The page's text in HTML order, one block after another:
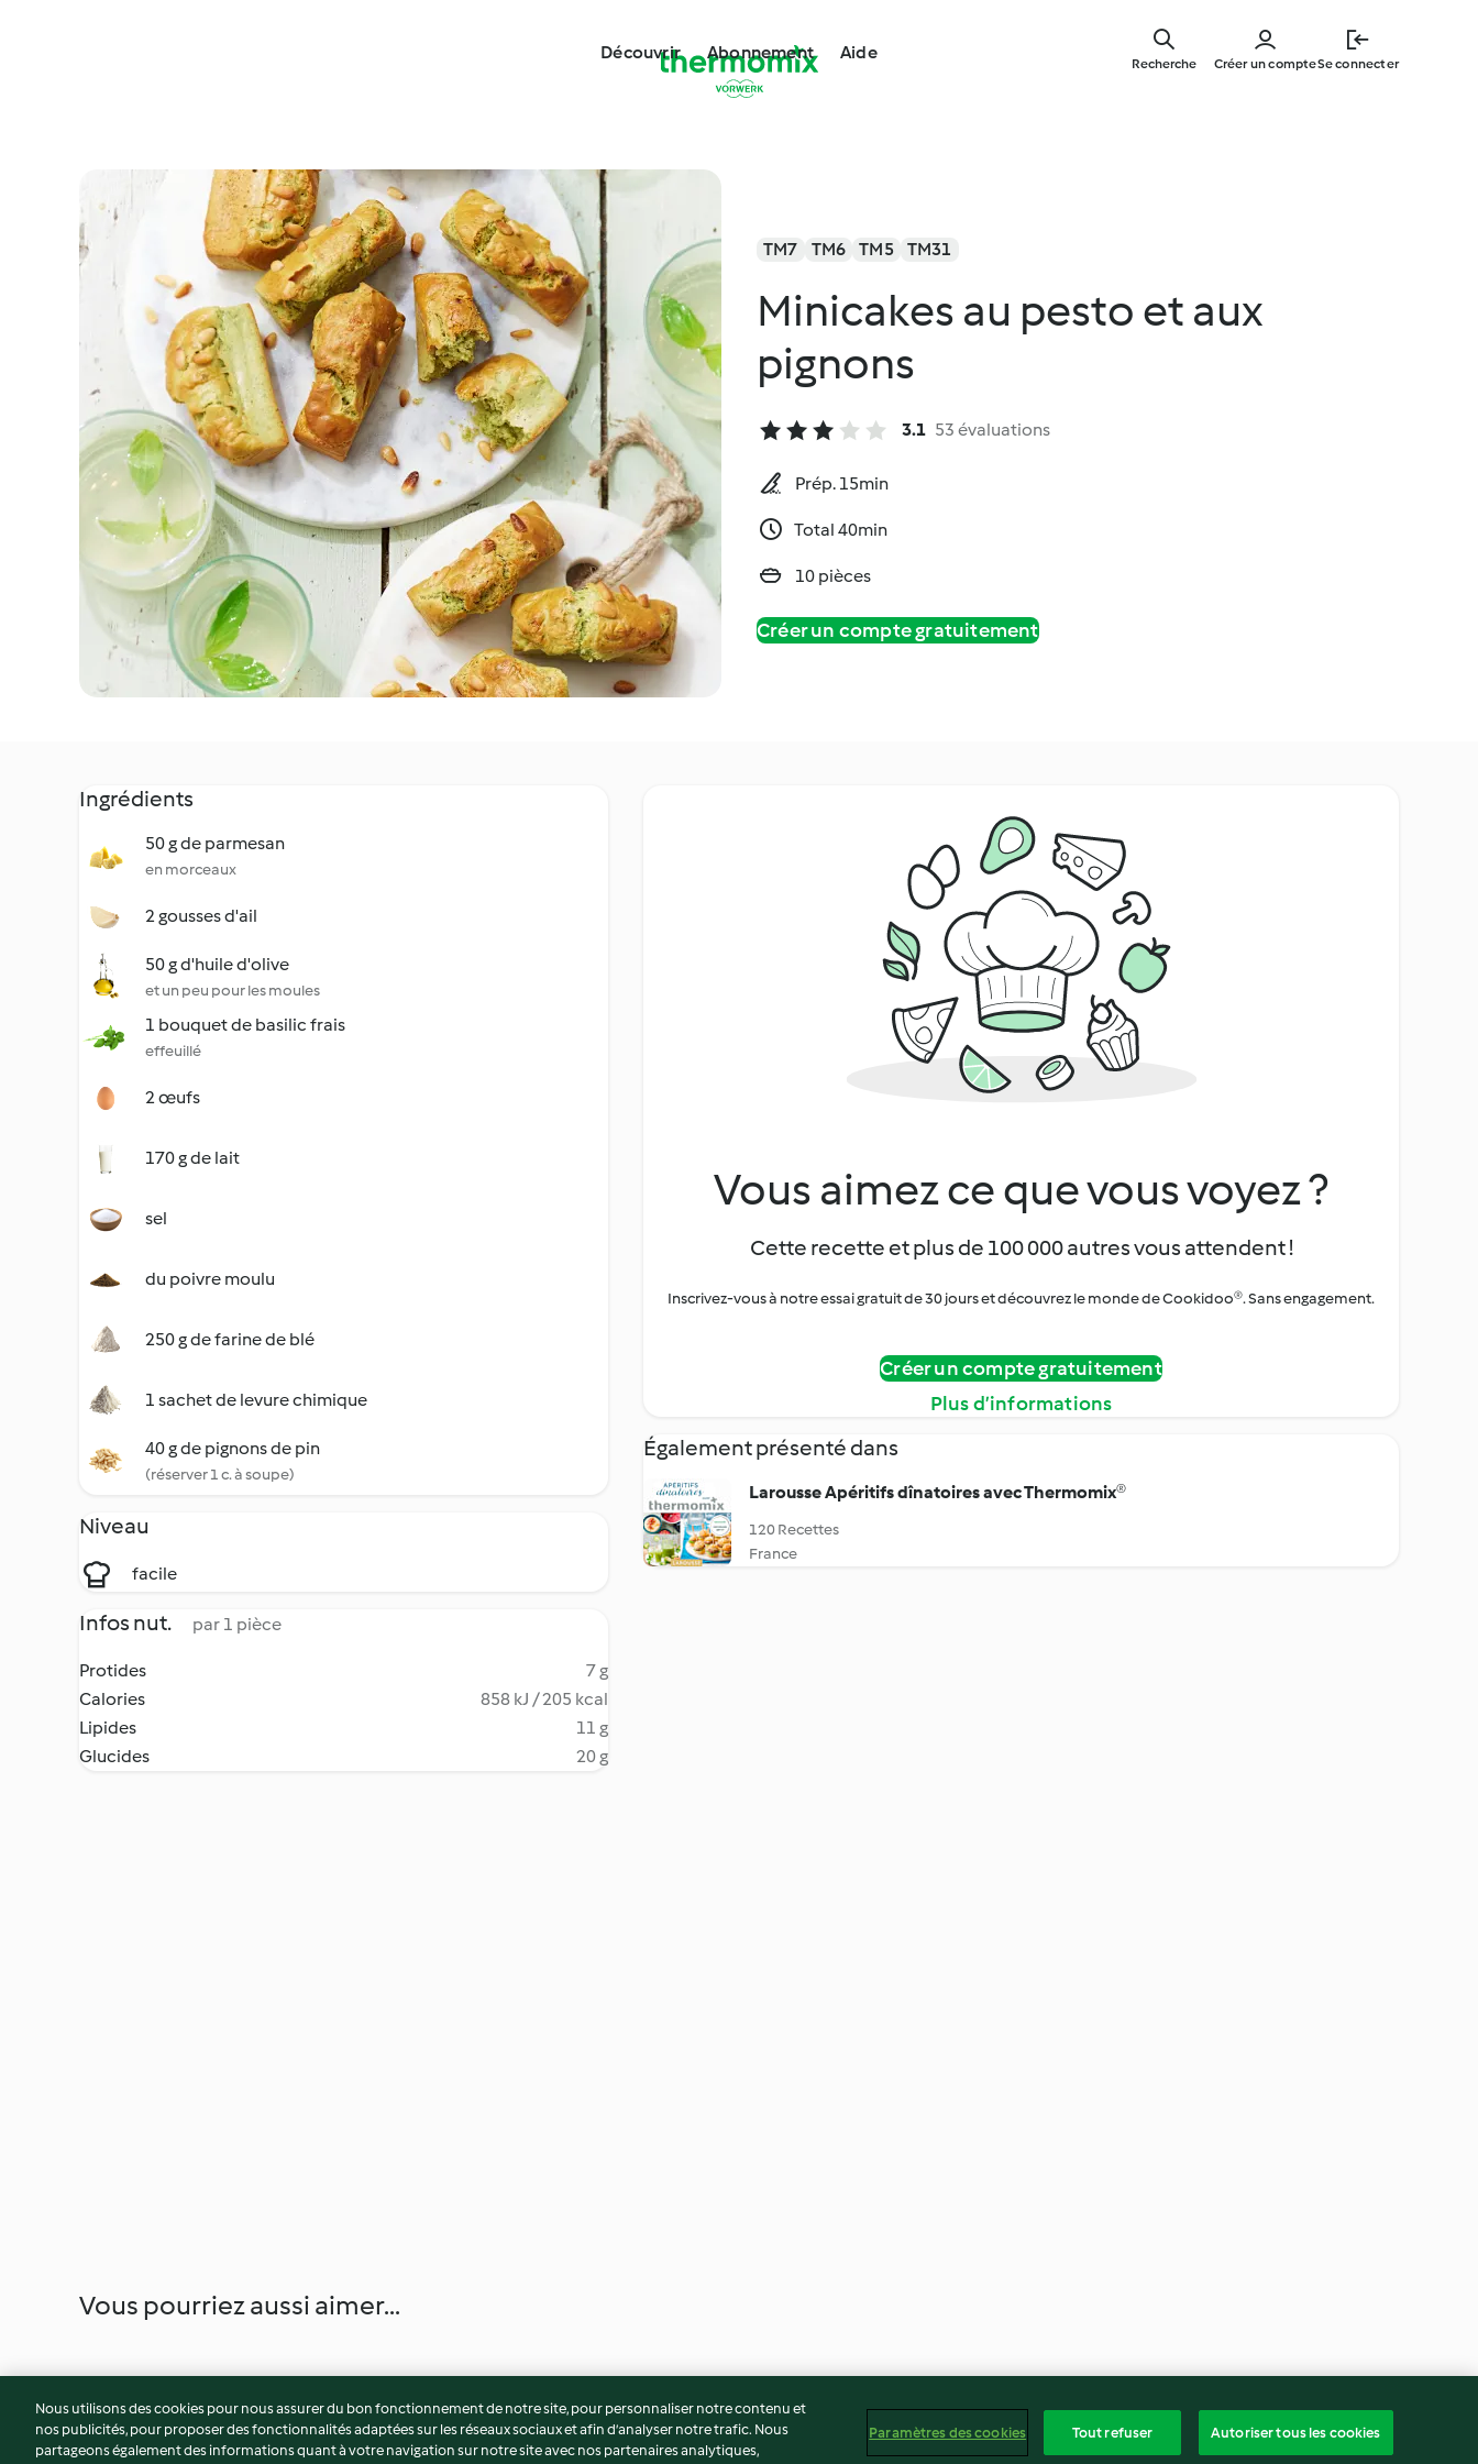
main
Découvrir Abonnement Aide
Créer un compteSe connecter
Recherche
TM7 TM6 TM5 TM31
Minicakes au pesto et aux
pignons
3.1 53 évaluations
Prép. 15min
Total 40min
10 pièces
Créer un compte gratuitement
Ingrédients
50 g de parmesan
en morceaux
2 gousses d'ail
50 g d'huile d'olive
et un peu pour les moules
1 bouquet de basilic frais
effeuillé
2 œufs
170 g de lait
sel
du poivre moulu
250 g de farine de blé
1 sachet de levure chimique
40 g de pignons de pin
(réserver 1 c. à soupe)
Niveau
facile
Infos nut. par 1 pièce
Protides
7 g
Calories
858 kJ / 205 kcal
Lipides
11 g
Glucides
20 g
Vous aimez ce que vous voyez ?
Cette recette et plus de 100 000 autres vous attendent !
Inscrivez-vous à notre essai gratuit de 30 jours et découvrez le monde de Cookidoo®. Sans engagement.
Créer un compte gratuitement
Plus d’informations
Également présenté dans
Larousse Apéritifs dînatoires avec Thermomix®
120 Recettes
France
Vous pourriez aussi aimer...
Nous utilisons des cookies pour nous assurer du bon fonctionnement de notre site, pour personnaliser notre contenu et
nos publicités, pour proposer des fonctionnalités adaptées sur les réseaux sociaux et afin d’analyser notre trafic. Nous
partageons également des informations quant à votre navigation sur notre site avec nos partenaires analytiques,
Paramètres des cookies Tout refuser Autoriser tous les cookies